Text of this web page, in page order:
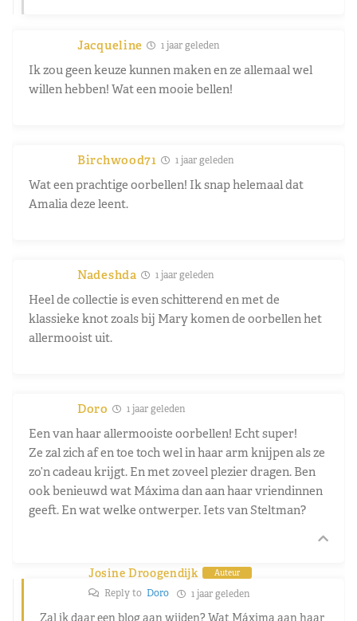
Jacqueline 1 jaar geleden
Ik zou geen keuze kunnen maken en ze allemaal wel
willen hebben! Wat een mooie bellen!
Birchwood71 1 jaar geleden
Wat een prachtige oorbellen! Ik snap helemaal dat
Amalia deze leent.
Nadeshda 1 jaar geleden
Heel de collectie is even schitterend en met de
klassieke knot zoals bij Mary komen de oorbellen het
allermooist uit.
Doro 1 jaar geleden
Een van haar allermooiste oorbellen! Echt super!
Ze zal zich af en toe toch wel in haar arm knijpen als ze
zo’n cadeau krijgt. En met zoveel plezier dragen. Ben
ook benieuwd wat Máxima dan aan haar vriendinnen
geeft. En wat welke ontwerper. Iets van Steltman?
Josine Droogendijk Auteur
Reply to Doro 1 jaar geleden
Zal ik daar een blog aan wijden? Wat Máxima aan haar